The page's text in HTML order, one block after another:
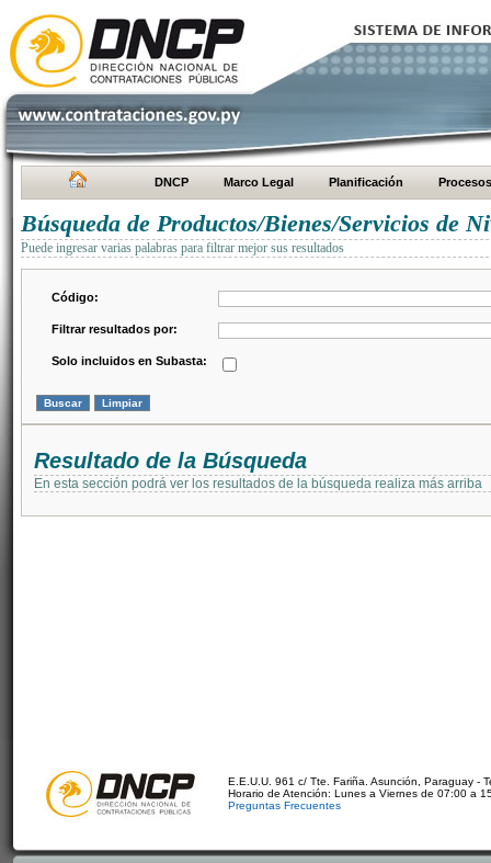
DNCP Marco Legal Planificación Procesos
Búsqueda de Productos/Bienes/Servicios de
Puede ingresar varias palabras para filtrar mejor sus resultados
Código:
Filtrar resultados por:
Solo incluidos en Subasta:
Resultado de la Búsqueda
En esta sección podrá ver los resultados de la búsqueda realiza más arriba
E.E.U.U. 961 c/ Tte. Fariña. Asunción, Paraguay -
Horario de Atención: Lunes a Viernes de 07:00 a
Preguntas Frecuentes